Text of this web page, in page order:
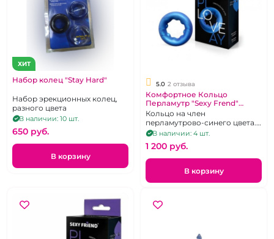
ХИТ
Набор колец "Stay Hard"
Набор эрекционных колец,
разного цвета
В наличии: 10 шт.
650 pуб.
В корзину
5.0 2 отзыва
Комфортное Кольцо
Перламутр "Sexy Frend"
силиконовое синее
Кольцо на член
перламутрово-синего цвета.
Сексуальная игра. Ребристая
поверхность
В наличии: 4 шт.
1 200 pуб.
В корзину